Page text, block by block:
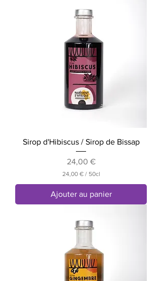
Sirop d'Hibiscus / Sirop de Bissap
Prix
24,00 €
24,00 € / 50cl
,
0
€
a
r
5
0
C
Ajouter au panier